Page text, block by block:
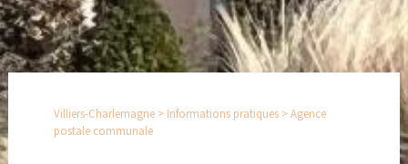
Villiers-Charlemagne > Informations pratiques >Agence
postale communale